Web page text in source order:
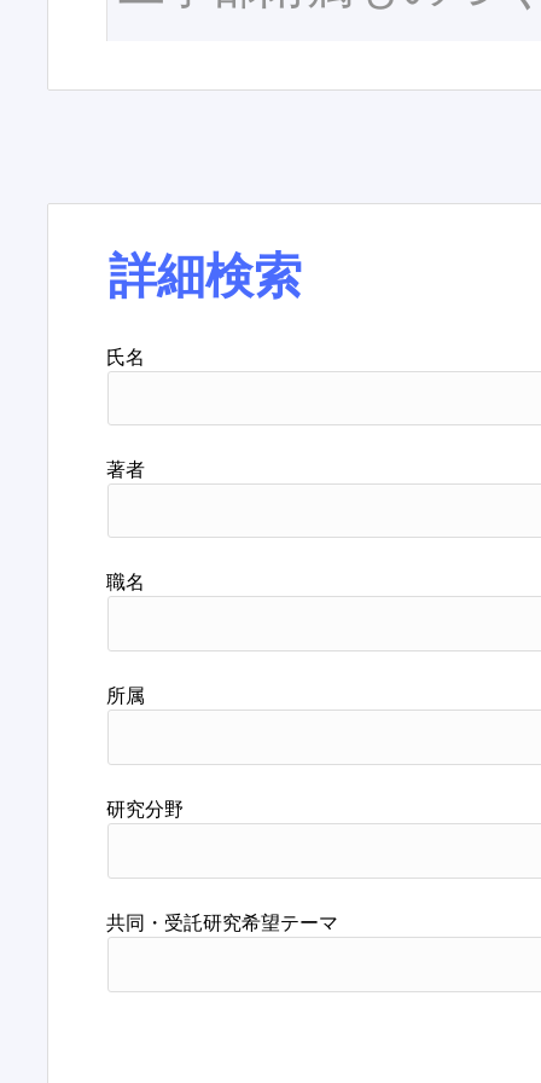
詳細検索
氏名
著者
職名
所属
研究分野
共同・受託研究希望テーマ